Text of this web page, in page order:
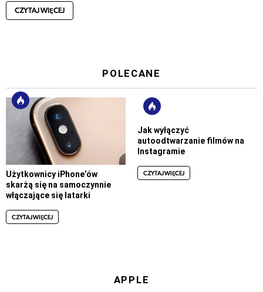
CZYTAJ WIĘCEJ
POLECANE
Użytkownicy iPhone’ów
skarżą się na samoczynnie
włączające się latarki
CZYTAJ WIĘCEJ
Jak wyłączyć
autoodtwarzanie filmów na
Instagramie
CZYTAJ WIĘCEJ
APPLE